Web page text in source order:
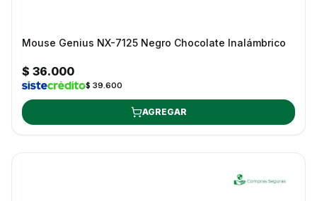
Mouse Genius NX-7125 Negro Chocolate Inalámbrico
$ 36.000
$ 39.600
AGREGAR